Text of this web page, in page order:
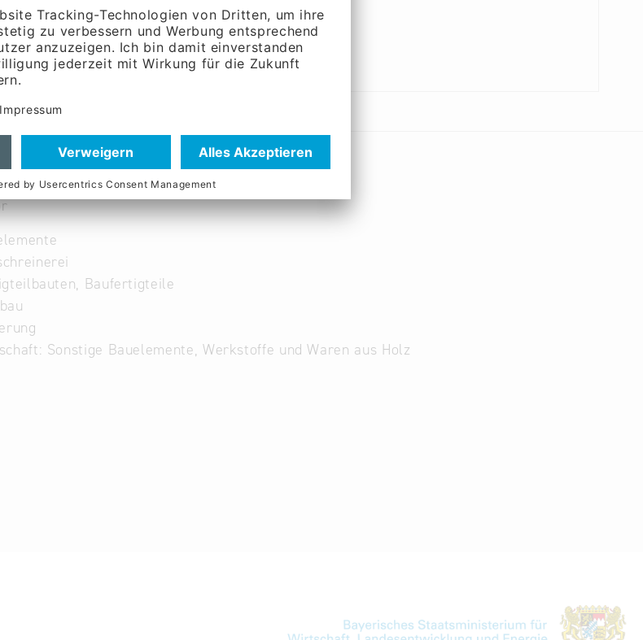
Baufertigteile
Sonstige Bauelemente, Werkstoffe und Waren aus Holz